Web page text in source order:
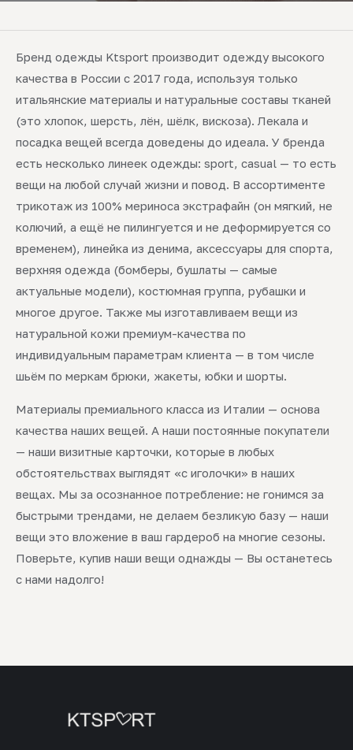
Бренд одежды Ktsport производит одежду высокого
качества в России с 2017 года, используя только
итальянские материалы и натуральные составы тканей
(это хлопок, шерсть, лён, шёлк, вискоза). Лекала и
посадка вещей всегда доведены до идеала. У бренда
есть несколько линеек одежды: sport, casual — то есть
вещи на любой случай жизни и повод. В ассортименте
трикотаж из 100% мериноса экстрафайн (он мягкий, не
колючий, а ещё не пилингуется и не деформируется со
временем), линейка из денима, аксессуары для спорта,
верхняя одежда (бомберы, бушлаты — самые
актуальные модели), костюмная группа, рубашки и
многое другое. Также мы изготавливаем вещи из
натуральной кожи премиум-качества по
индивидуальным параметрам клиента — в том числе
шьём по меркам брюки, жакеты, юбки и шорты.
Материалы премиального класса из Италии — основа
качества наших вещей. А наши постоянные покупатели
— наши визитные карточки, которые в любых
обстоятельствах выглядят «с иголочки» в наших
вещах. Мы за осознанное потребление: не гонимся за
быстрыми трендами, не делаем безликую базу — наши
вещи это вложение в ваш гардероб на многие сезоны.
Поверьте, купив наши вещи однажды — Вы останетесь
с нами надолго!